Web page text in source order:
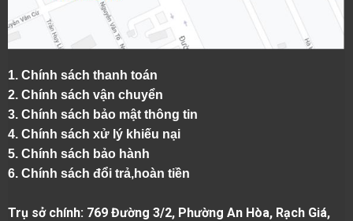
1. Chính sách thanh toán
2. Chính sách vận chuyển
3. Chính sách bảo mật thông tin
4. Chính sách xử lý khiếu nại
5. Chính sách bảo hành
6. Chính sách đổi trả,hoàn tiền
Trụ sở chính: 769 Đường 3/2, Phường An Hòa, Rạch Giá,